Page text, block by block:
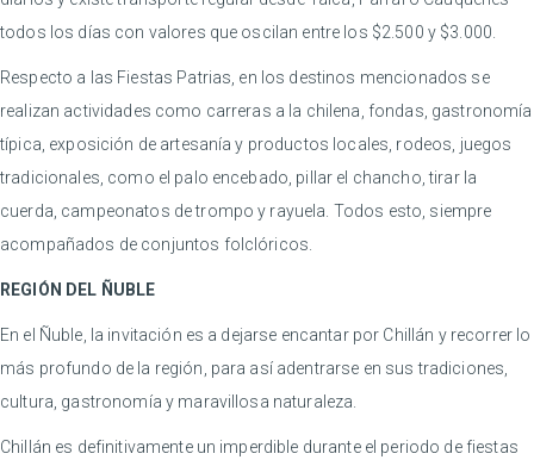
todos los días con valores que oscilan entre los $2.500 y $3.000.
Respecto a las Fiestas Patrias, en los destinos mencionados se
realizan actividades como carreras a la chilena, fondas, gastronomía
típica, exposición de artesanía y productos locales, rodeos, juegos
tradicionales, como el palo encebado, pillar el chancho, tirar la
cuerda, campeonatos de trompo y rayuela. Todos esto, siempre
acompañados de conjuntos folclóricos.
REGIÓN DEL ÑUBLE
En el Ñuble, la invitación es a dejarse encantar por Chillán y recorrer lo
más profundo de la región, para así adentrarse en sus tradiciones,
cultura, gastronomía y maravillosa naturaleza.
Chillán es definitivamente un imperdible durante el periodo de fiestas